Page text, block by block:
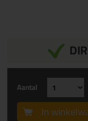
Aantal
In